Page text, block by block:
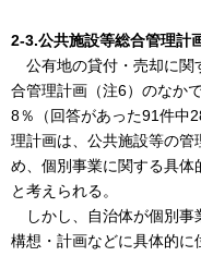
2-3.公共施設等総合管理計
公有地の貸付・売却に関
合管理計画（注6）のなか
8％（回答があった91件中
理計画は、公共施設等の管
め、個別事業に関する具
と考えられる。
しかし、自治体が個別事
構想・計画などに具体的